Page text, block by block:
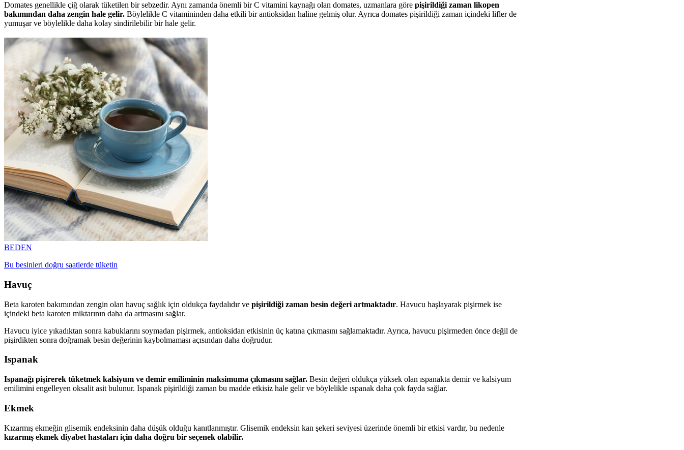
Domates genellikle çiğ olarak tüketilen bir sebzedir. Aynı zamanda önemli bir C vitamini kaynağı olan domates, uzmanlara göre pişirildiği zaman likopen
bakımından daha zengin hale gelir. Böylelikle C vitamininden daha etkili bir antioksidan haline gelmiş olur. Ayrıca domates pişirildiği zaman içindeki lifler de
yumuşar ve böylelikle daha kolay sindirilebilir bir hale gelir.
BEDEN
Bu besinleri doğru saatlerde tüketin
Havuç
Beta karoten bakımından zengin olan havuç sağlık için oldukça faydalıdır ve pişirildiği zaman besin değeri artmaktadır. Havucu haşlayarak pişirmek ise
içindeki beta karoten miktarının daha da artmasını sağlar.
Havucu iyice yıkadıktan sonra kabuklarını soymadan pişirmek, antioksidan etkisinin üç katına çıkmasını sağlamaktadır. Ayrıca, havucu pişirmeden önce değil de
pişirdikten sonra doğramak besin değerinin kaybolmaması açısından daha doğrudur.
Ispanak
Ispanağı pişirerek tüketmek kalsiyum ve demir emiliminin maksimuma çıkmasını sağlar. Besin değeri oldukça yüksek olan ıspanakta demir ve kalsiyum
emilimini engelleyen oksalit asit bulunur. Ispanak pişirildiği zaman bu madde etkisiz hale gelir ve böylelikle ıspanak daha çok fayda sağlar.
Ekmek
Kızarmış ekmeğin glisemik endeksinin daha düşük olduğu kanıtlanmıştır. Glisemik endeksin kan şekeri seviyesi üzerinde önemli bir etkisi vardır, bu nedenle
kızarmış ekmek diyabet hastaları için daha doğru bir seçenek olabilir.